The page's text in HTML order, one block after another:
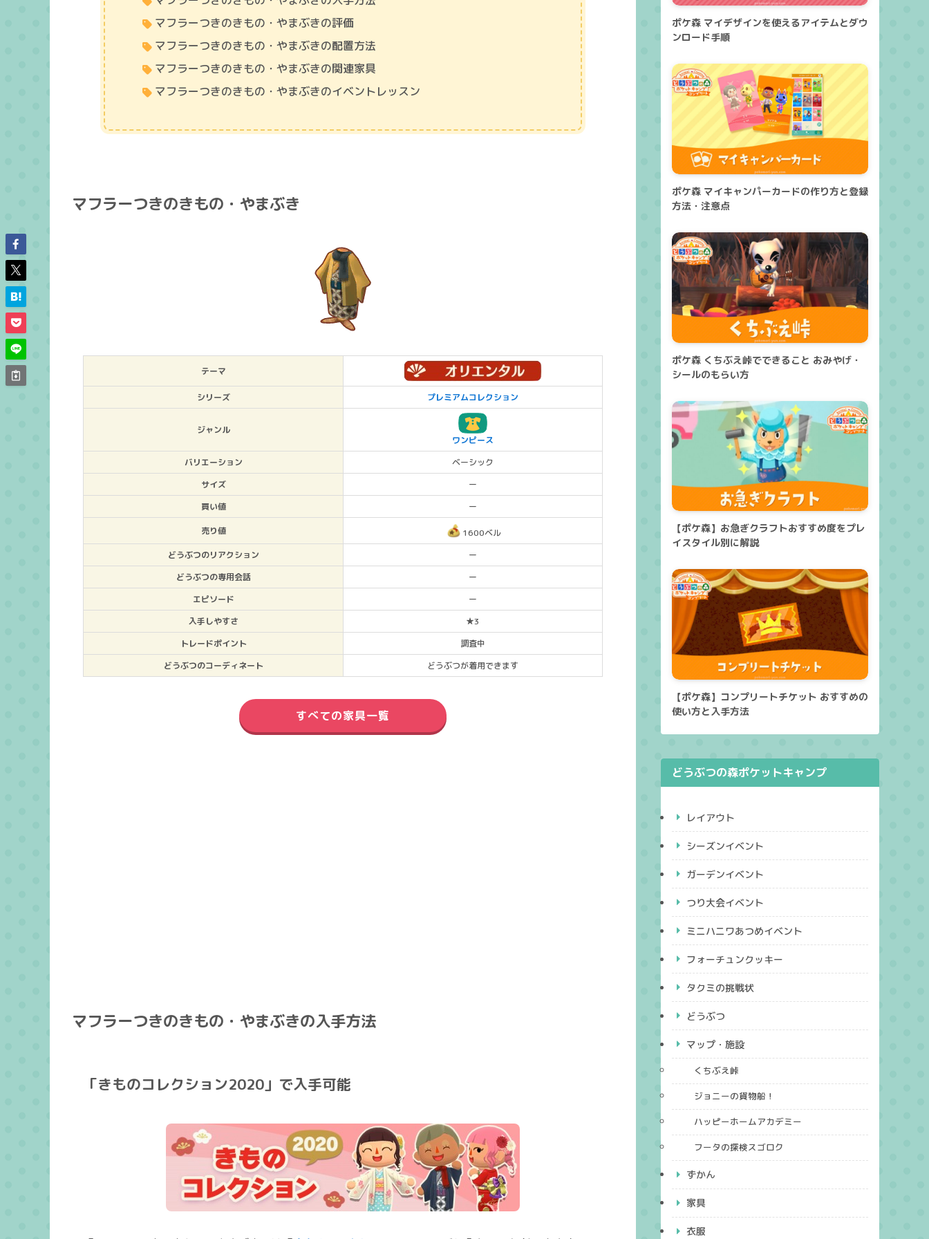
マフラーつきのきもの・やまぶきの評価
マフラーつきのきもの・やまぶきの配置方法
マフラーつきのきもの・やまぶきの関連家具
マフラーつきのきもの・やまぶきのイベントレッスン
マフラーつきのきもの・やまぶき
テーマ
シリーズ プレミアムコレクション
ジャンル
ワンピース
バリエーション
ベーシック
サイズ
ー
買い値
ー
売り値
1600ベル
どうぶつのリアクション
ー
どうぶつの専用会話
ー
エピソード
ー
入手しやすさ
★3
トレードポイント
調査中
どうぶつのコーディネート
どうぶつが着用できます
すべての家具一覧
マフラーつきのきもの・やまぶきの入手方法
「きものコレクション2020」で入手可能
ポケ森 マイデザインを使えるアイテムとダウ
ンロード手順
ポケ森 マイキャンパーカードの作り方と登録
方法・注意点
ポケ森 くちぶえ峠でできること おみやげ・
シールのもらい方
【ポケ森】お急ぎクラフトおすすめ度をプレ
イスタイル別に解説
【ポケ森】コンプリートチケット おすすめの
使い方と入手方法
どうぶつの森ポケットキャンプ
レイアウト
シーズンイベント
ガーデンイベント
つり大会イベント
ミニハニワあつめイベント
フォーチュンクッキー
タクミの挑戦状
どうぶつ
マップ・施設
くちぶえ峠
ジョニーの貨物船！
ハッピーホームアカデミー
フータの探検スゴロク
ずかん
家具
衣服